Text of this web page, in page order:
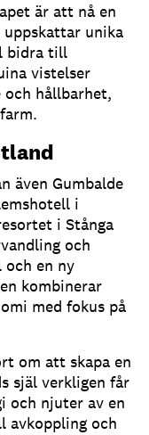
är att nå en
unika
bidra till
vistelser
och hållbarhet,
även Gumbalde
i
i Stånga
och
och en ny
kombinerar
med fokus på
om att skapa en
själ verkligen får
och njuter av en
avkoppling och